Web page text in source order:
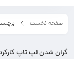
صفحه نخست
گران شدن لپ تاپ